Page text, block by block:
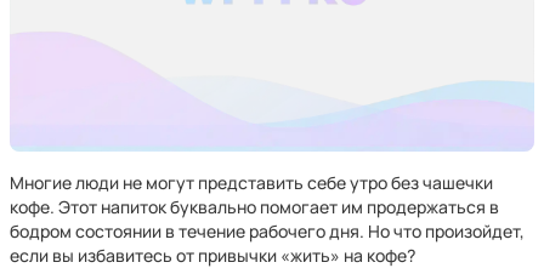
Многие люди не могут представить себе утро без чашечки
кофе. Этот напиток буквально помогает им продержаться в
бодром состоянии в течение рабочего дня. Но что произойдет,
если вы избавитесь от привычки «жить» на кофе?